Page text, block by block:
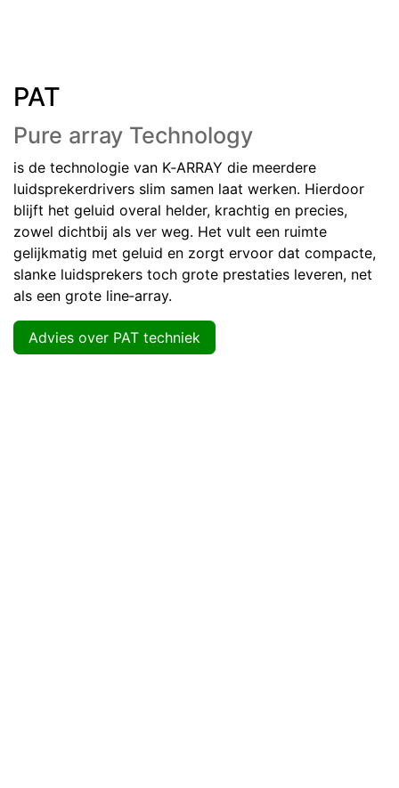
PAT
Pure array Technology
is de technologie van K‑ARRAY die meerdere
luidsprekerdrivers slim samen laat werken. Hierdoor
blijft het geluid overal helder, krachtig en precies,
zowel dichtbij als ver weg. Het vult een ruimte
gelijkmatig met geluid en zorgt ervoor dat compacte,
slanke luidsprekers toch grote prestaties leveren, net
als een grote line‑array.
Advies over PAT techniek